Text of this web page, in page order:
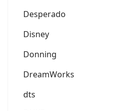
Desperado
Disney
Donning
DreamWorks
dts